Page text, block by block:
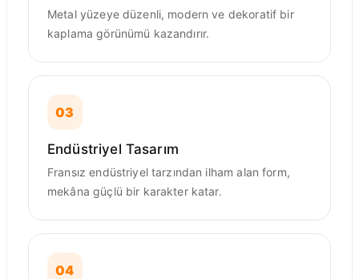
Metal yüzeye düzenli, modern ve dekoratif bir
kaplama görünümü kazandırır.
03
Endüstriyel Tasarım
Fransız endüstriyel tarzından ilham alan form,
mekâna güçlü bir karakter katar.
04